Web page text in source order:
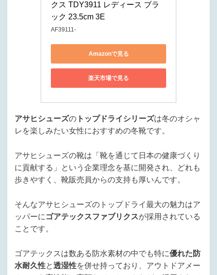
クス TDY3911 レディース ブラ
ック 23.5cm 3E
AF39111-
Amazonで見る
楽天市場で見る
アサヒシューズの トップドライシリーズは冬のオシャ
レを楽しみたい女性におすすめの冬靴です。
アサヒシューズの靴は「靴を通じて日本の健康づくり
に貢献する」という企業理念を基に開発され、どれも
歩きやすく、靴販売員からの支持も厚いんです。
そんなアサヒシューズのトップドライ最大の魅力はア
ッパーにゴアテックスファブリクスが採用されている
ことです。
ゴアテックスは数ある防水素材の中でも特に優れた防
水耐久性と透湿性を併せ持っており、アウトドアメー